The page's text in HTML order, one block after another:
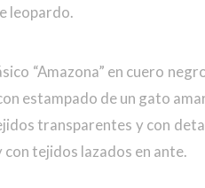
leopardo.
“Amazona” en cuero
estampado de un gato
transparentes y con
tejidos lazados en ante.